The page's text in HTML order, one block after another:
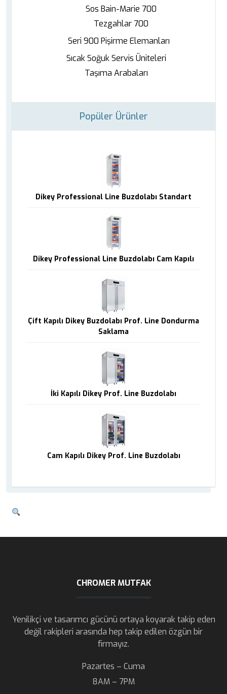
Sos Bain-Marie 700
Tezgahlar 700
Seri 900 Pişirme Elemanları
Sıcak Soğuk Servis Üniteleri
Taşıma Arabaları
Popüler Ürünler
Dikey Professional Line Buzdolabı Standart
Dikey Professional Line Buzdolabı Cam Kapılı
Çift Kapılı Dikey Buzdolabı Prof. Line Dondurma
Saklama
İki Kapılı Dikey Prof. Line Buzdolabı
Cam Kapılı Dikey Prof. Line Buzdolabı
CHROMER MUTFAK
Yenilikçi ve tasarımcı gücünü ortaya koyarak takip eden
değil rakipleri arasında hep takip edilen özgün bir
firmayız.
Pazartes – Cuma
8AM – 7PM